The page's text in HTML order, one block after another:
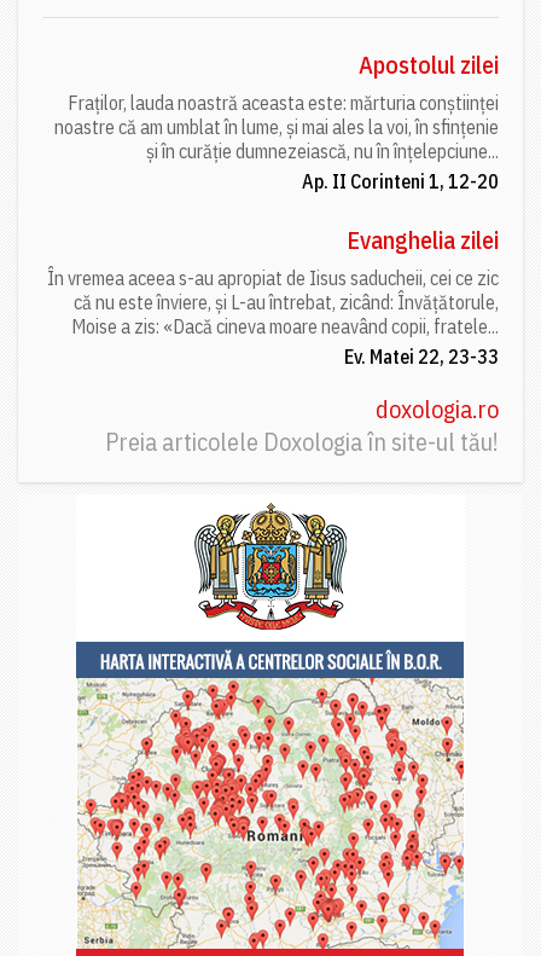
Apostolul zilei
Fraților, lauda noastră aceasta este: mărturia conștiinței
noastre că am umblat în lume, și mai ales la voi, în sfințenie
și în curăție dumnezeiască, nu în înțelepciune...
Ap. II Corinteni 1, 12-20
Evanghelia zilei
În vremea aceea s-au apropiat de Iisus saducheii, cei ce zic
că nu este înviere, și L-au întrebat, zicând: Învățătorule,
Moise a zis: «Dacă cineva moare neavând copii, fratele...
Ev. Matei 22, 23-33
doxologia.ro
Preia articolele Doxologia în site-ul tău!